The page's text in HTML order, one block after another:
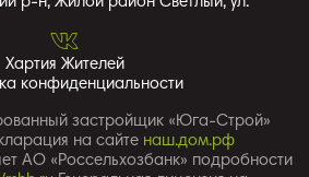
Хартия Жителей
конфиденциальности
застройщик «Юга-Строй»
на сайте наш.дом.рф
АО «Россельхозбанк» подробности